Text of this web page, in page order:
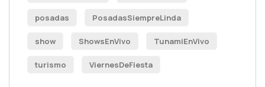
posadas PosadasSiempreLinda
show ShowsEnVivo TunamiEnVivo
turismo ViernesDeFiesta